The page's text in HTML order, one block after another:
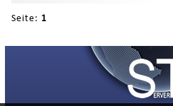
Seite: 1